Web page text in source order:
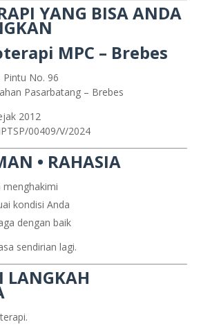
YANG BISA ANDA
MPC – Brebes
Pintu No. 96
Pasarbatang – Brebes
2012
00409/V/2024
• RAHASIA
menghakimi
kondisi Anda
dengan baik
sendirian lagi.
LANGKAH